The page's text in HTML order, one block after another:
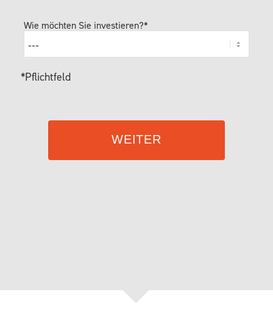
Wie möchten Sie investieren?*
*Pflichtfeld
WEITER